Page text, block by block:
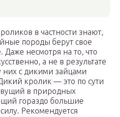
в частности знают,
породы берут свое
несмотря на то, что
а не в результате
них с дикими зайцами
кролик — это по сути
в природных
гораздо большие
Рекомендуется